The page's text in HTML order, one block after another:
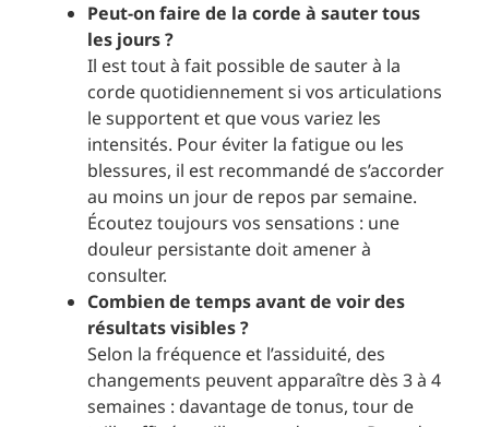
Peut-on faire de la corde à sauter tous
les jours ?
Il est tout à fait possible de sauter à la
corde quotidiennement si vos articulations
le supportent et que vous variez les
intensités. Pour éviter la fatigue ou les
blessures, il est recommandé de s’accorder
au moins un jour de repos par semaine.
Écoutez toujours vos sensations : une
douleur persistante doit amener à
consulter.
Combien de temps avant de voir des
résultats visibles ?
Selon la fréquence et l’assiduité, des
changements peuvent apparaître dès 3 à 4
semaines : davantage de tonus, tour de